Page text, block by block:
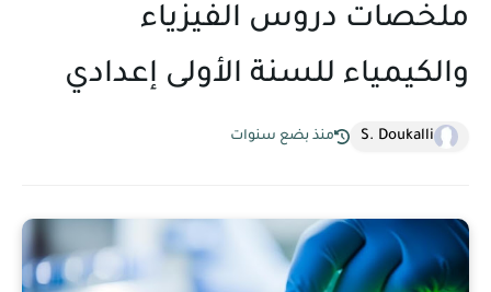
ملخصات دروس الفيزياء
والكيمياء للسنة الأولى إعدادي
S. Doukalli منذ بضع سنوات